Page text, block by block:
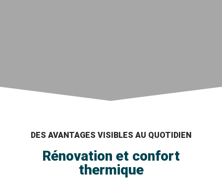
DES AVANTAGES VISIBLES AU QUOTIDIEN
Rénovation et confort
thermique